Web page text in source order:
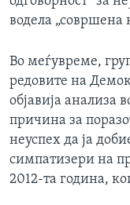
водела „совршена
Во меѓувреме,
редовите на
објавија анализа
причина за
неуспех да ја
симпатизери на
2012-та година,